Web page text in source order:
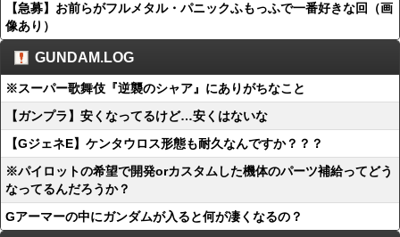
【急募】お前らがフルメタル・パニックふもっふで一番好きな回（画
像あり）
GUNDAM.LOG
※スーパー歌舞伎『逆襲のシャア』にありがちなこと
【ガンプラ】安くなってるけど…安くはないな
【GジェネE】ケンタウロス形態も耐久なんですか？？？
※パイロットの希望で開発orカスタムした機体のパーツ補給ってどう
なってるんだろうか？
Gアーマーの中にガンダムが入ると何が凄くなるの？